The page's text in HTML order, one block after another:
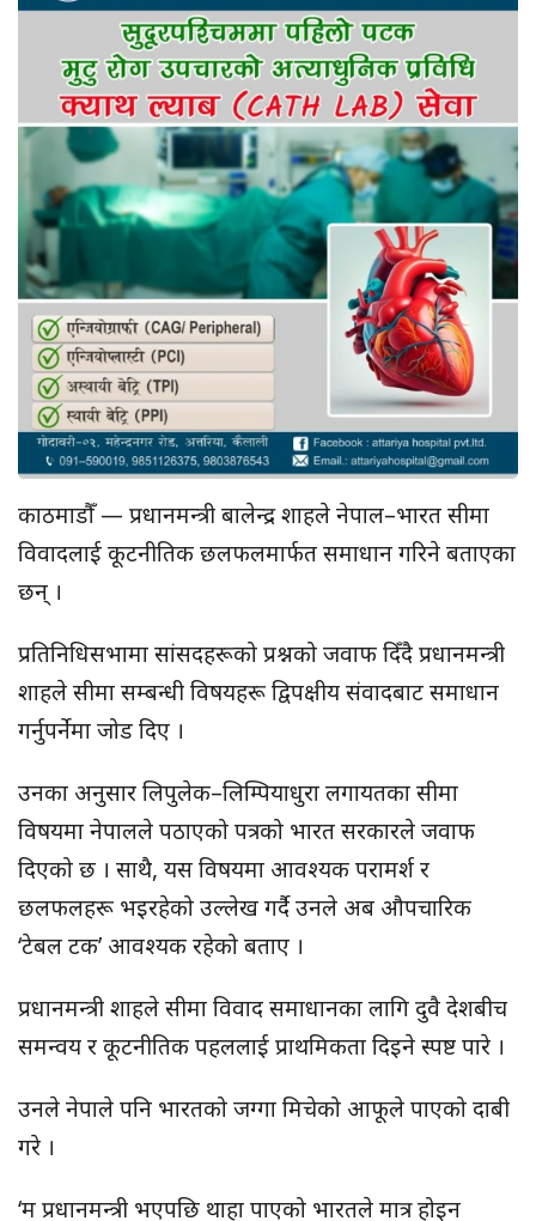
काठमाडौँ — प्रधानमन्त्री बालेन्द्र शाहले नेपाल–भारत सीमा
विवादलाई कूटनीतिक छलफलमार्फत समाधान गरिने बताएका
छन् ।
प्रतिनिधिसभामा सांसदहरूको प्रश्नको जवाफ दिँदै प्रधानमन्त्री
शाहले सीमा सम्बन्धी विषयहरू द्विपक्षीय संवादबाट समाधान
गर्नुपर्नेमा जोड दिए ।
उनका अनुसार लिपुलेक–लिम्पियाधुरा लगायतका सीमा
विषयमा नेपालले पठाएको पत्रको भारत सरकारले जवाफ
दिएको छ । साथै, यस विषयमा आवश्यक परामर्श र
छलफलहरू भइरहेको उल्लेख गर्दै उनले अब औपचारिक
‘टेबल टक’ आवश्यक रहेको बताए ।
प्रधानमन्त्री शाहले सीमा विवाद समाधानका लागि दुवै देशबीच
समन्वय र कूटनीतिक पहललाई प्राथमिकता दिइने स्पष्ट पारे ।
उनले नेपाले पनि भारतको जग्गा मिचेको आफूले पाएको दाबी
गरे ।
‘म प्रधानमन्त्री भएपछि थाहा पाएको भारतले मात्र होइन